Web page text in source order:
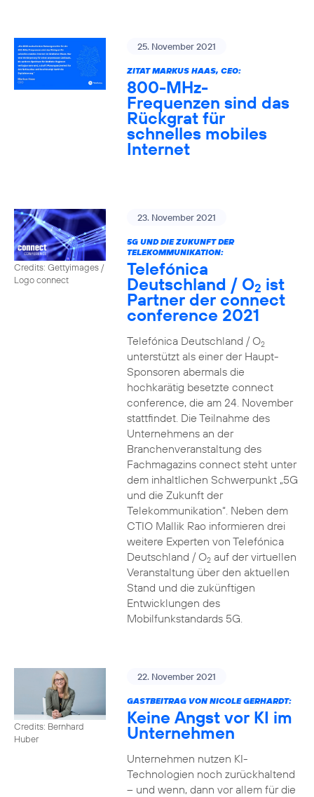
25. November 2021
ZITAT MARKUS HAAS, CEO:
800-MHz-
Frequenzen sind das
Rückgrat für
schnelles mobiles
Internet
Credits: Gettyimages /
Logo connect
23. November 2021
5G UND DIE ZUKUNFT DER
TELEKOMMUNIKATION:
Telefónica
Deutschland / O2 ist
Partner der connect
conference 2021
Telefónica Deutschland / O2
unterstützt als einer der Haupt-
Sponsoren abermals die
hochkarätig besetzte connect
conference, die am 24. November
stattfindet. Die Teilnahme des
Unternehmens an der
Branchenveranstaltung des
Fachmagazins connect steht unter
dem inhaltlichen Schwerpunkt „5G
und die Zukunft der
Telekommunikation“. Neben dem
CTIO Mallik Rao informieren drei
weitere Experten von Telefónica
Deutschland / O2auf der virtuellen
Veranstaltung über den aktuellen
Stand und die zukünftigen
Entwicklungen des
Mobilfunkstandards 5G.
Credits: Bernhard
Huber
22. November 2021
GASTBEITRAG VON NICOLE GERHARDT:
Keine Angst vor KI im
Unternehmen
Unternehmen nutzen KI-
Technologien noch zurückhaltend
– und wenn, dann vor allem für die